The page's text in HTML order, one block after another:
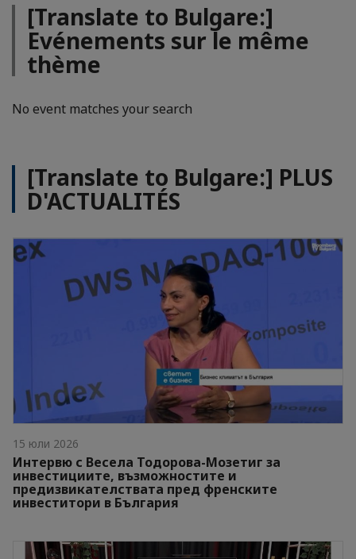
[Translate to Bulgare:]
Evénements sur le même
thème
No event matches your search
[Translate to Bulgare:] PLUS
D'ACTUALITÉS
15 юли 2026
Интервю с Весела Тодорова-Мозетиг за
инвестициите, възможностите и
предизвикателствата пред френските
инвеститори в България